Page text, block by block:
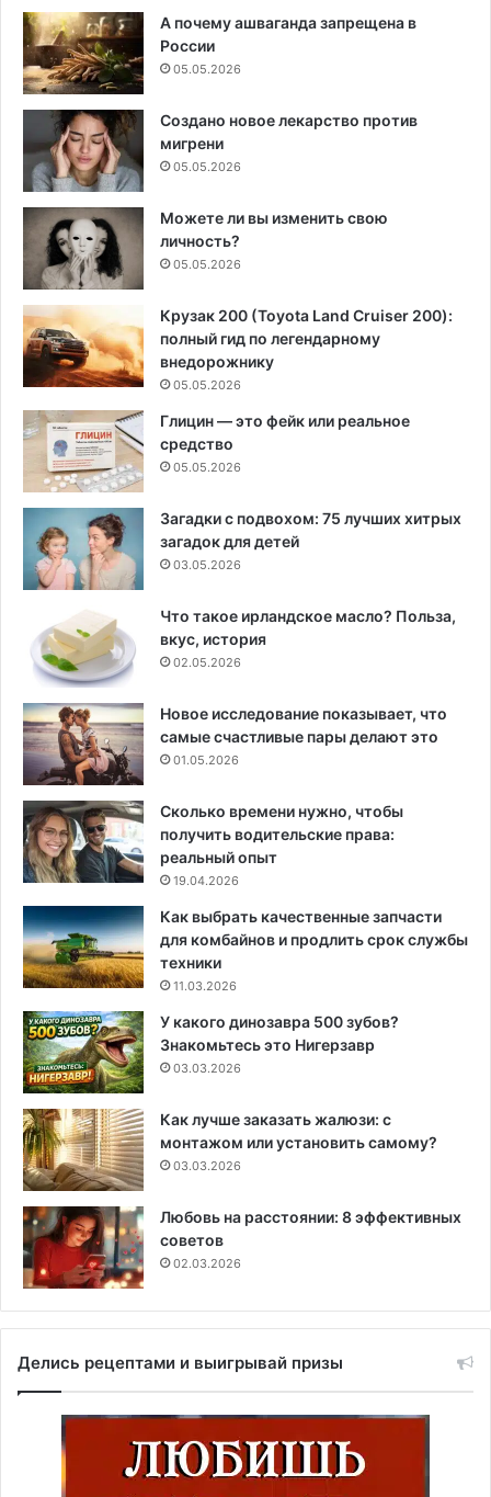
А почему ашваганда запрещена в
России
05.05.2026
Создано новое лекарство против
мигрени
05.05.2026
Можете ли вы изменить свою
личность?
05.05.2026
Крузак 200 (Toyota Land Cruiser 200):
полный гид по легендарному
внедорожнику
05.05.2026
Глицин — это фейк или реальное
средство
05.05.2026
Загадки с подвохом: 75 лучших хитрых
загадок для детей
03.05.2026
Что такое ирландское масло? Польза,
вкус, история
02.05.2026
Новое исследование показывает, что
самые счастливые пары делают это
01.05.2026
Сколько времени нужно, чтобы
получить водительские права:
реальный опыт
19.04.2026
Как выбрать качественные запчасти
для комбайнов и продлить срок службы
техники
11.03.2026
У какого динозавра 500 зубов?
Знакомьтесь это Нигерзавр
03.03.2026
Как лучше заказать жалюзи: с
монтажом или установить самому?
03.03.2026
Любовь на расстоянии: 8 эффективных
советов
02.03.2026
Делись рецептами и выигрывай призы